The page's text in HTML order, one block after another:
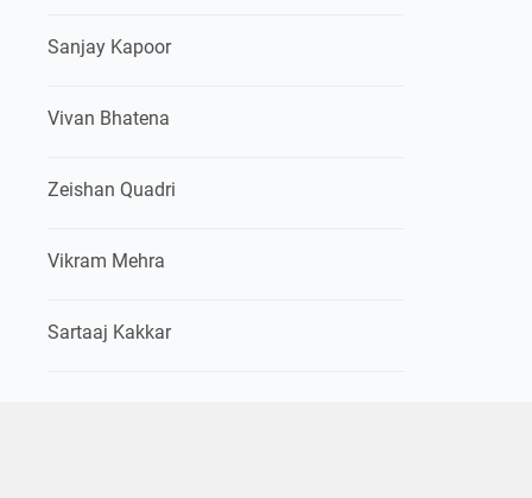
Sanjay Kapoor
Vivan Bhatena
Zeishan Quadri
Vikram Mehra
Sartaaj Kakkar